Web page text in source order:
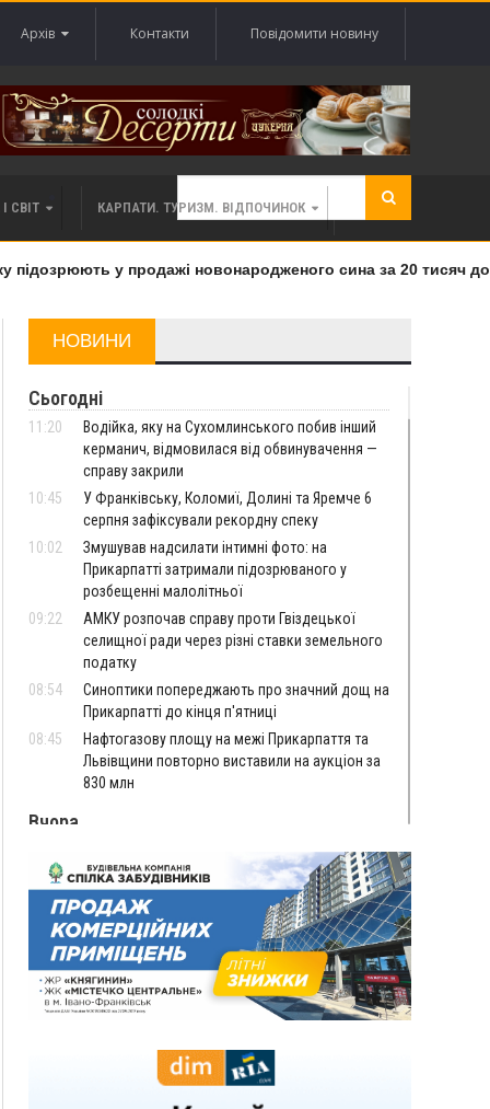
Архів Контакти Повідомити новину
СВІТ КАРПАТИ. ТУРИЗМ. ВІДПОЧИНОК
у продажі новонародженого сина за 20 тисяч
НОВИНИ
Сьогодні
11:20
Водійка, яку на Сухомлинського побив інший
керманич, відмовилася від обвинувачення —
справу закрили
10:45
У Франківську, Коломиї, Долині та Яремче 6
серпня зафіксували рекордну спеку
10:02
Змушував надсилати інтимні фото: на
Прикарпатті затримали підозрюваного у
розбещенні малолітньої
09:22
АМКУ розпочав справу проти Гвіздецької
селищної ради через різні ставки земельного
податку
08:54
Синоптики попереджають про значний дощ на
Прикарпатті до кінця п'ятниці
08:45
Нафтогазову площу на межі Прикарпаття та
Львівщини повторно виставили на аукціон за
830 млн
Вчора
У Польщі невідомі скоїли наругу над
могилою УПА
17:45
Сили оборони уразила Ярославський НПЗ та
кораблі берегової охорони фсб у Керчі
17:17
ВІДЕО Скарби Музею писанкового розпису
побачать далеко за межами Коломиї
16:42
Поблизу Франківська п'яний на Chevrolet
На Прикарпатті триває декларування
вогнепальної зброї: уже зареєстровано 282